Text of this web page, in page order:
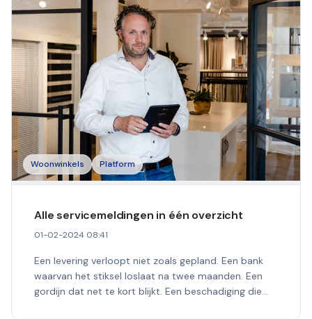
Woonwinkels Platform
Alle servicemeldingen in één overzicht
01-02-2024 08:41
Een levering verloopt niet zoals gepland. Een bank
waarvan het stiksel loslaat na twee maanden. Een
gordijn dat net te kort blijkt. Een beschadiging die